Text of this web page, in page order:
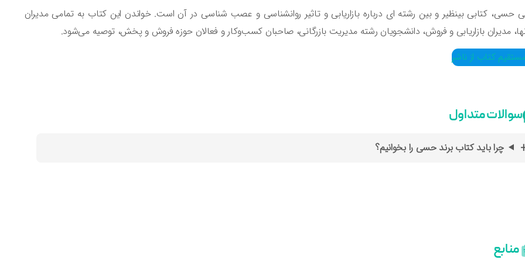
حسی، کتابی بینظیر و بین رشته ای درباره بازاریابی و تاثیر روانشناسی و عصب شناسی در آن است. خواندن این کتاب به تمامی مدیران
مدیران بازاریابی و فروش، دانشجویان رشته مدیریت بازرگانی، صاحبان کسب‌وکار و فعالان حوزه فروش و پخش، توصیه می‌شود.
کتاب از ناشر
سوالات متداول
چرا باید کتاب برند حسی را بخوانیم؟
منابع